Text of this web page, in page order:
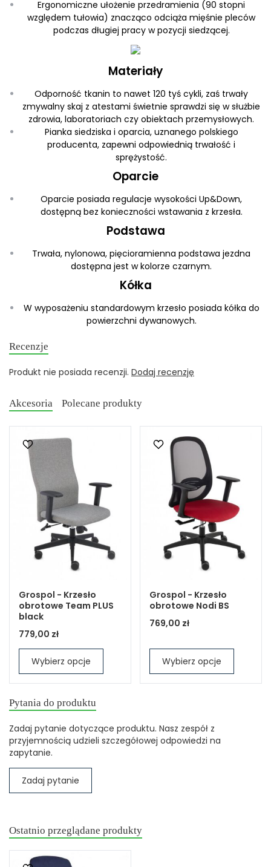
Ergonomiczne ułożenie przedramienia (90 stopni
względem tułowia) znacząco odciąża mięśnie pleców
podczas długiej pracy w pozycji siedzącej.
Materiały
Odporność tkanin to nawet 120 tyś cykli, zaś trwały
zmywalny skaj z atestami świetnie sprawdzi się w służbie
zdrowia, laboratoriach czy obiektach przemysłowych.
Pianka siedziska i oparcia, uznanego polskiego
producenta, zapewni odpowiednią trwałość i
sprężystość.
Oparcie
Oparcie posiada regulacje wysokości Up&Down,
dostępną bez konieczności wstawania z krzesła.
Podstawa
Trwała, nylonowa, pięcioramienna podstawa jezdna
dostępna jest w kolorze czarnym.
Kółka
W wyposażeniu standardowym krzesło posiada kółka do
powierzchni dywanowych.
Recenzje
Produkt nie posiada recenzji. Dodaj recenzję
Akcesoria Polecane produkty
Grospol - Krzesło
obrotowe Team PLUS
black
779,00 zł
Wybierz opcje
Grospol - Krzesło
obrotowe Nodi BS
769,00 zł
Wybierz opcje
Pytania do produktu
Zadaj pytanie dotyczące produktu. Nasz zespół z
przyjemnością udzieli szczegółowej odpowiedzi na
zapytanie.
Zadaj pytanie
Ostatnio przeglądane produkty